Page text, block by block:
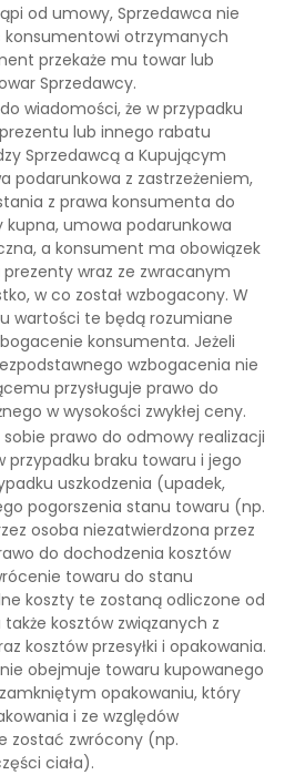
od umowy, Sprzedawca nie
konsumentowi otrzymanych
przekaże mu towar lub
Sprzedawcy.
wiadomości, że w przypadku
lub innego rabatu
Sprzedawcą a Kupującym
podarunkowa z zastrzeżeniem,
z prawa konsumenta do
umowa podarunkowa
a konsument ma obowiązek
wraz ze zwracanym
w co został wzbogacony. W
wartości te będą rozumiane
konsumenta. Jeżeli
wzbogacenia nie
przysługuje prawo do
w wysokości zwykłej ceny.
prawo do odmowy realizacji
przypadku braku towaru i jego
uszkodzenia (upadek,
pogorszenia stanu towaru (np.
osoba niezatwierdzona przez
do dochodzenia kosztów
towaru do stanu
koszty te zostaną odliczone od
kosztów związanych z
kosztów przesyłki i opakowania.
obejmuje towaru kupowanego
opakowaniu, który
i ze względów
zostać zwrócony (np.
ciała).